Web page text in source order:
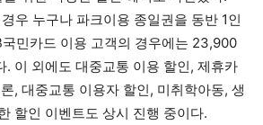
우 누구나 파크이용 종일권을 동반 1인
민카드 이용 고객의 경우에는 23,900
. 이 외에도 대중교통 이용 할인, 제휴카
, 대중교통 이용자 할인, 미취학아동, 생
할인 이벤트도 상시 진행 중이다.